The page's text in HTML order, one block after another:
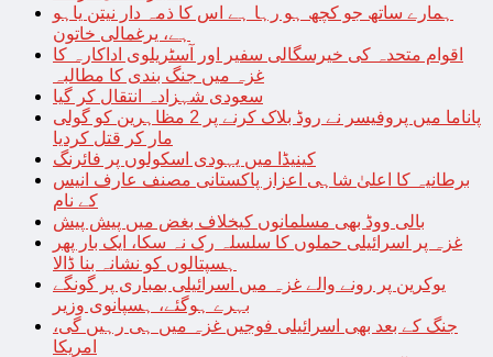
ہمارے ساتھ جو کچھ ہو رہا ہے اس کا ذمہ دار نیتن یاہو
ہے، یرغمالی خاتون
اقوام متحدہ کی خیرسگالی سفیر اور آسٹریلوی اداکارہ کا
غزہ میں جنگ بندی کا مطالبہ
سعودی شہزادہ انتقال کر گیا
پاناما میں پروفیسر نے روڈ بلاک کرنے پر 2 مظاہرین کو گولی
مار کر قتل کردیا
کینیڈا میں یہودی اسکولوں پر فائرنگ
برطانیہ کا اعلیٰ شاہی اعزاز پاکستانی مصنف عارف انیس
کے نام
بالی ووڈ بھی مسلمانوں کیخلاف بغض میں پیش پیش
غزہ پر اسرائیلی حملوں کا سلسلہ رک نہ سکا، ایک بار پھر
ہسپتالوں کو نشانہ بنا ڈالا
یوکرین پر رونے والے غزہ میں اسرائیلی بمباری پر گونگے
بہرے ہوگئے، ہسپانوی وزیر
جنگ کے بعد بھی اسرائیلی فوجیں غزہ میں ہی رہیں گی،
امریکا